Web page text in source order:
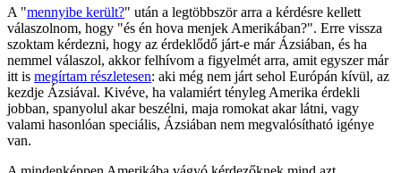
A "mennyibe került?" után a legtöbbször arra a kérdésre kellett
válaszolnom, hogy "és én hova menjek Amerikában?". Erre vissza
szoktam kérdezni, hogy az érdeklődő járt-e már Ázsiában, és ha
nemmel válaszol, akkor felhívom a figyelmét arra, amit egyszer már
itt is megírtam részletesen: aki még nem járt sehol Európán kívül, az
kezdje Ázsiával. Kivéve, ha valamiért tényleg Amerika érdekli
jobban, spanyolul akar beszélni, maja romokat akar látni, vagy
valami hasonlóan speciális, Ázsiában nem megvalósítható igénye
van.